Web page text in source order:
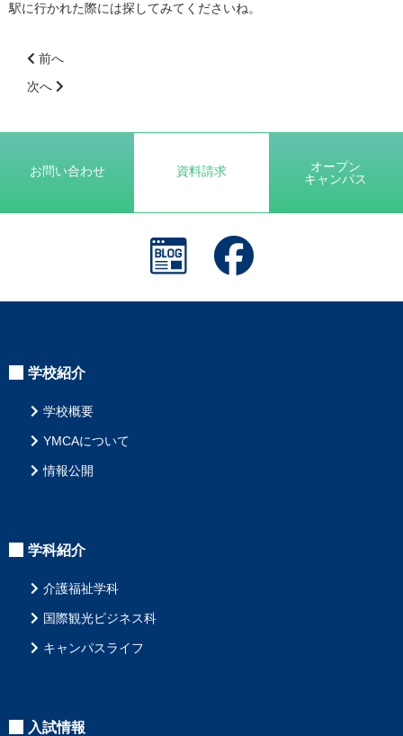
駅に行かれた際には探してみてくださいね。
の
前へ
次へ
お問い合わせ 資料請求
オープン
キャンパス
学校紹介
学校概要
YMCAについて
情報公開
学科紹介
介護福祉学科
国際観光ビジネス科
キャンパスライフ
入試情報